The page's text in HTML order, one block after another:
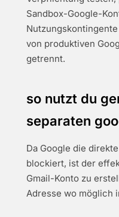
Sandbox-Google-
von produktiven
getrennt.
so nutzt du
separaten
Da Google die
blockiert, ist der
Gmail-Konto zu
Adresse wo möglich